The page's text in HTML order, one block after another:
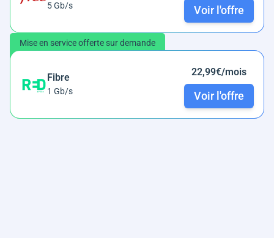
5 Gb/s Voir l'offre
Mise en service offerte sur demande
Fibre
1 Gb/s
22,99€/mois
Voir l'offre